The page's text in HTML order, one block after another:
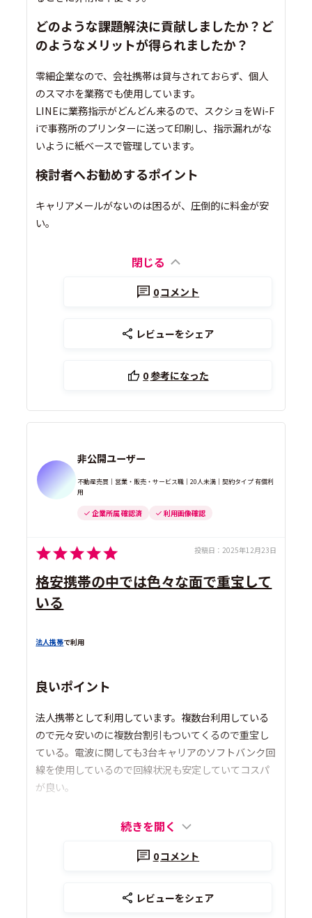
どのような課題解決に貢献しましたか？ど
のようなメリットが得られましたか？
零細企業なので、会社携帯は貸与されておらず、個人
のスマホを業務でも使用しています。
LINEに業務指示がどんどん来るので、スクショをWi-F
iで事務所のプリンターに送って印刷し、指示漏れがな
いように紙ベースで管理しています。
検討者へお勧めするポイント
キャリアメールがないのは困るが、圧倒的に料金が安
い。
閉じる
0コメント
レビューをシェア
0参考になった
非公開ユーザー
不動産売買｜営業・販売・サービス職｜20人未満｜契約タイプ 有償利
用
企業所属 確認済 利用画像確認
投稿日： 2025年12月23日
格安携帯の中では色々な面で重宝して
いる
法人携帯で利用
良いポイント
法人携帯として利用しています。複数台利用している
ので元々安いのに複数台割引もついてくるので重宝し
ている。電波に関しても3台キャリアのソフトバンク回
線を使用しているので回線状況も安定していてコスパ
が良い。
続きを開く
0コメント
レビューをシェア